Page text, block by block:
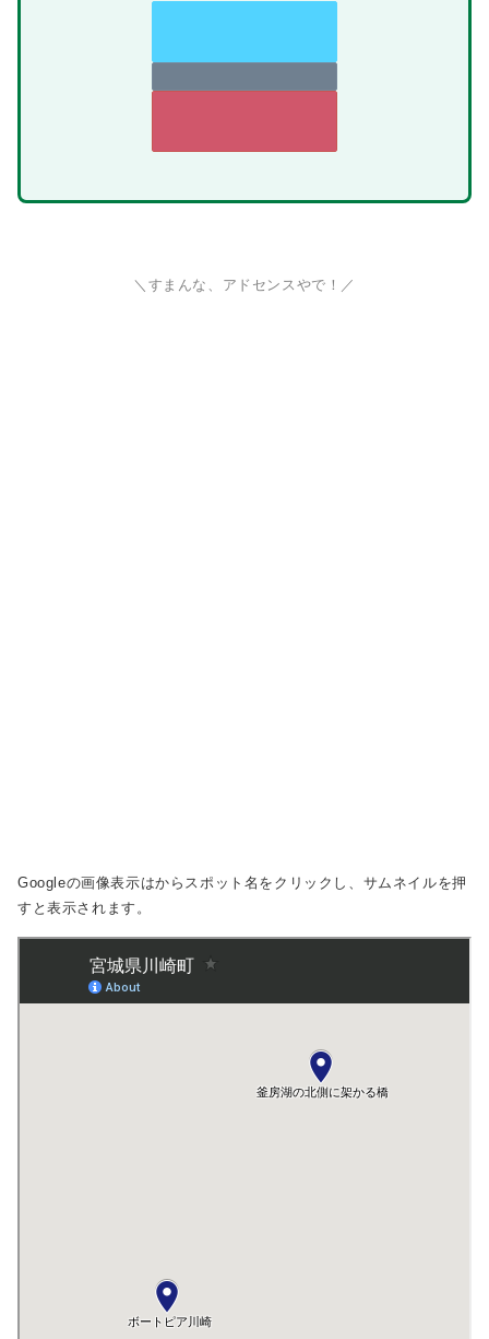
＼すまんな、アドセンスやで！／
Googleの画像表示はからスポット名をクリックし、サムネイルを押
すと表示されます。